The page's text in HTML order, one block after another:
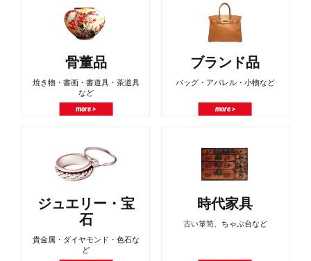
骨董品
焼き物・書画・書道具・茶道具
など
more >
ブランド品
バッグ・アパレル・小物など
more >
ジュエリー・宝
石
貴金属・ダイヤモンド・色石な
ど
時代家具
古い箪笥、ちゃぶ台など